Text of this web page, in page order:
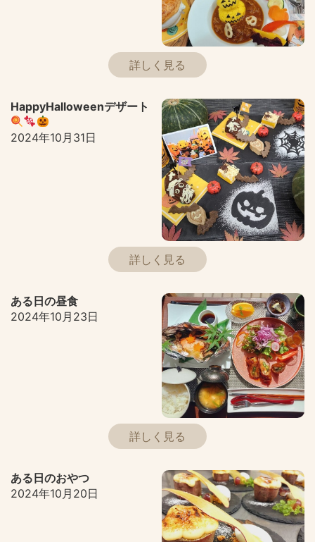
詳しく見る
HappyHalloweenデザート
2024年10月31日
詳しく見る
ある日の昼食
2024年10月23日
詳しく見る
ある日のおやつ
2024年10月20日